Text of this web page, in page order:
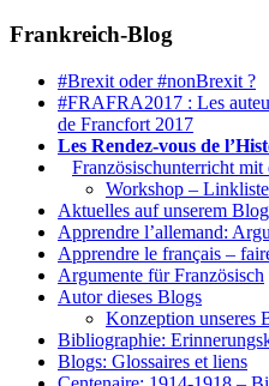
Frankreich-Blog
#Brexit oder #nonBrexit ?
#FRAFRA2017 : Les
de Francfort 2017
Les Rendez-vous de
Französischunterricht
Workshop – Linkliste
Aktuelles auf unserem Blog
Apprendre l’allemand:
Apprendre le français –
Argumente für Französisch
Autor dieses Blogs
Konzeption unseres
Bibliographie:
Blogs: Glossaires et liens